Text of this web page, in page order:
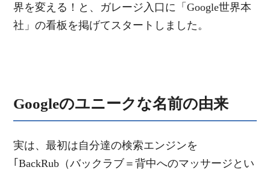
界を変える！と、ガレージ入口に「Google世界本
社」の看板を掲げてスタートしました。
Googleのユニークな名前の由来
実は、最初は自分達の検索エンジンを
｢BackRub（バックラブ＝背中へのマッサージとい